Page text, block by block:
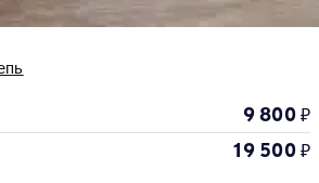
9 800₽
19 500₽